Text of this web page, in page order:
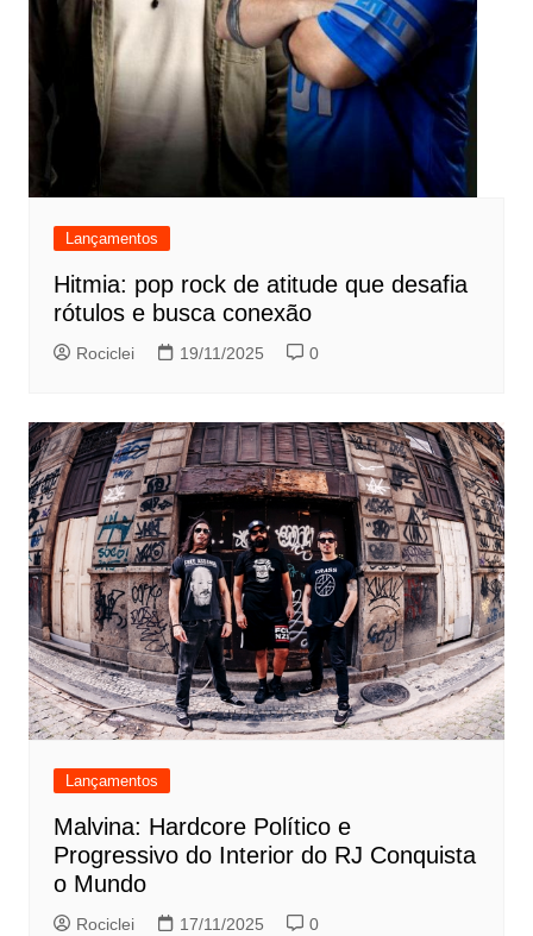
Lançamentos
Hitmia: pop rock de atitude que desafia
rótulos e busca conexão
Rociclei 19/11/2025 0
Lançamentos
Malvina: Hardcore Político e
Progressivo do Interior do RJ Conquista
o Mundo
Rociclei 17/11/2025 0